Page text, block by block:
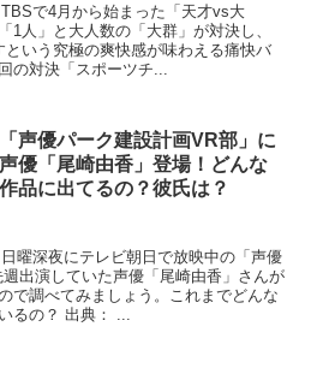
で4月から始まった「天才vs大
1人」と大人数の「大群」が対決し、
いう究極の爽快感が味わえる痛快バ
の対決「スポーツチ...
「声優パーク建設計画VR部」に
声優「尾崎由香」登場！どんな
作品に出てるの？彼氏は？
曜深夜にテレビ朝日で放映中の「声優
出演していた声優「尾崎由香」さんが
で調べてみましょう。これまでどんな
るの？ 出典： ...